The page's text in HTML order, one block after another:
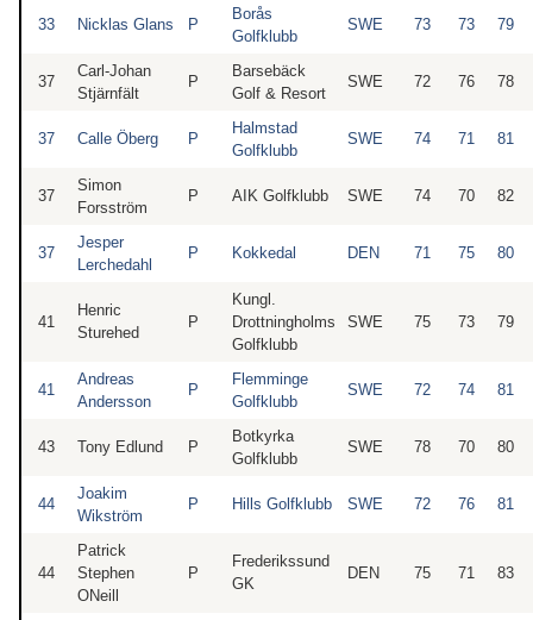
33 Nicklas Glans P
Borås
Golfklubb
SWE 73 73 79
37
Carl-Johan
Stjärnfält
P
Barsebäck
Golf & Resort
SWE 72 76 78
37 Calle Öberg P
Halmstad
Golfklubb
SWE 74 71 81
37
Simon
Forsström
P AIK Golfklubb SWE 74 70 82
37
Jesper
Lerchedahl
P Kokkedal DEN 71 75 80
41
Henric
Sturehed
P
Kungl.
Drottningholms
Golfklubb
SWE 75 73 79
41
Andreas
Andersson
P
Flemminge
Golfklubb
SWE 72 74 81
43 Tony Edlund P
Botkyrka
Golfklubb
SWE 78 70 80
44
Joakim
Wikström
P Hills Golfklubb SWE 72 76 81
44
Patrick
Stephen
ONeill
P
Frederikssund
GK
DEN 75 71 83